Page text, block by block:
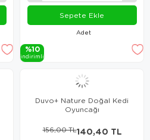
Adet
Sepete Ekle
%10
i̇ndi̇ri̇mli̇
Duvo+ Nature Doğal Kedi
Oyuncağı
140,40 TL
156,00 TL